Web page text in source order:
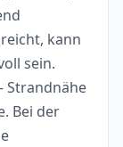
kann
sein.
Strandnähe
Bei der